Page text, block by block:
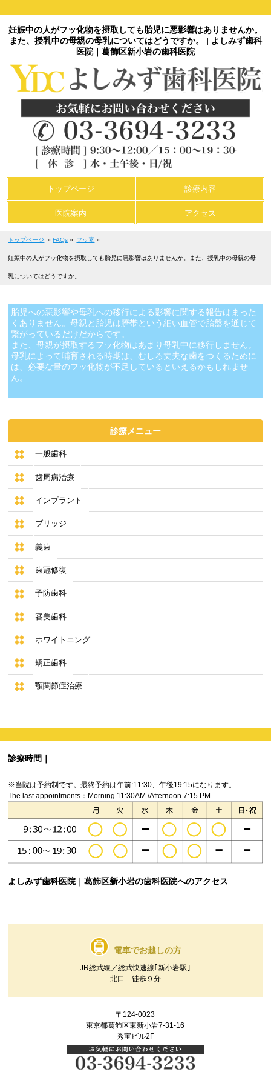
妊娠中の人がフッ化物を摂取しても胎児に悪影響はありませんか。
また、授乳中の母親の母乳についてはどうですか。 | よしみず歯科
医院｜葛飾区新小岩の歯科医院
トップページ 診療内容
医院案内 アクセス
トップページ » FAQs » フッ素 »
妊娠中の人がフッ化物を摂取しても胎児に悪影響はありませんか。また、授乳中の母親の母
乳についてはどうですか。
胎児への悪影響や母乳への移行による影響に関する報告はまった
くありません。母親と胎児は臍帯という細い血管で胎盤を通じて
繋がっているだけだからです。
また、母親が摂取するフッ化物はあまり母乳中に移行しません。
母乳によって哺育される時期は、むしろ丈夫な歯をつくるために
は、必要な量のフッ化物が不足しているといえるかもしれませ
ん。
診療メニュー
一般歯科
歯周病治療
インプラント
ブリッジ
義歯
歯冠修復
予防歯科
審美歯科
ホワイトニング
矯正歯科
顎関節症治療
診療時間｜
※当院は予約制です。最終予約は午前:11:30、午後19:15になります。
The last appointments：Morning 11:30AM./Afternoon 7:15 PM.
よしみず歯科医院｜葛飾区新小岩の歯科医院へのアクセス
電車でお越しの方
JR総武線／総武快速線｢新小岩駅｣
北口 徒歩９分
〒124-0023
東京都葛飾区東新小岩7-31-16
秀宝ビル2F